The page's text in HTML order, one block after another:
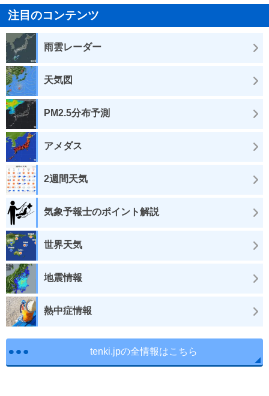
注目のコンテンツ
雨雲レーダー
天気図
PM2.5分布予測
アメダス
2週間天気
気象予報士のポイント解説
世界天気
地震情報
熱中症情報
tenki.jpの全情報はこちら